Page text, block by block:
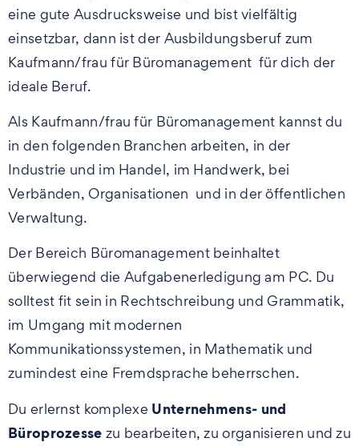
eine gute Ausdrucksweise und bist vielfältig
einsetzbar, dann ist der Ausbildungsberuf zum
Kaufmann/frau für Büromanagement für dich der
ideale Beruf.
Als Kaufmann/frau für Büromanagement kannst du
in den folgenden Branchen arbeiten, in der
Industrie und im Handel, im Handwerk, bei
Verbänden, Organisationen und in der öffentlichen
Verwaltung.
Der Bereich Büromanagement beinhaltet
überwiegend die Aufgabenerledigung am PC. Du
solltest fit sein in Rechtschreibung und Grammatik,
im Umgang mit modernen
Kommunikationssystemen, in Mathematik und
zumindest eine Fremdsprache beherrschen.
Du erlernst komplexe Unternehmens- und
Büroprozesse zu bearbeiten, zu organisieren und zu